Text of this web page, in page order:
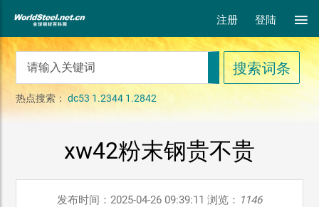
注册 登陆
热点搜索：dc53 1.2344 1.2842
xw42粉末钢贵不贵
发布时间：2025-04-26 09:39:11 浏览： 1146